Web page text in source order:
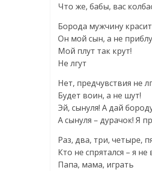
Что же, бабы, вас
Борода мужчину красит
Он мой сын, а не
Мой плут так крут!
Не лгут
Нет, предчувствия не
Будет воин, а не шут!
Эй, сынуля! А дай
А сынуля – дурачок! Я
Раз, два, три, четыре,
Кто не спрятался – я не
Папа, мама, играть